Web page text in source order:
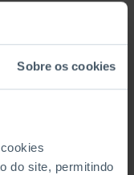
Sobre os cookies
do site, permitindo